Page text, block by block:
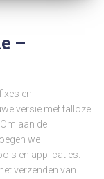
–
en
versie met talloze
aan de
we
en applicaties.
verzenden van